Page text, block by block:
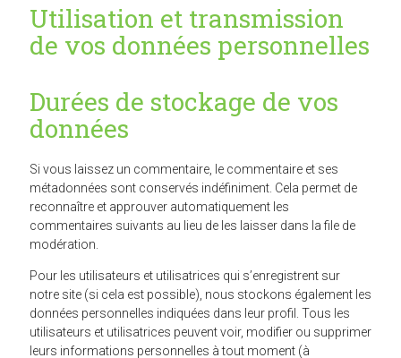
Utilisation et transmission
de vos données personnelles
Durées de stockage de vos
données
Si vous laissez un commentaire, le commentaire et ses
métadonnées sont conservés indéfiniment. Cela permet de
reconnaître et approuver automatiquement les
commentaires suivants au lieu de les laisser dans la file de
modération.
Pour les utilisateurs et utilisatrices qui s’enregistrent sur
notre site (si cela est possible), nous stockons également les
données personnelles indiquées dans leur profil. Tous les
utilisateurs et utilisatrices peuvent voir, modifier ou supprimer
leurs informations personnelles à tout moment (à